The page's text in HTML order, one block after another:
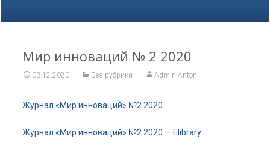
Мир инноваций № 2 2020
03.12.2020 Без рубрики Admin Anton
Журнал «Мир инноваций» №2 2020
Журнал «Мир инноваций» №2 2020 — Elibrary